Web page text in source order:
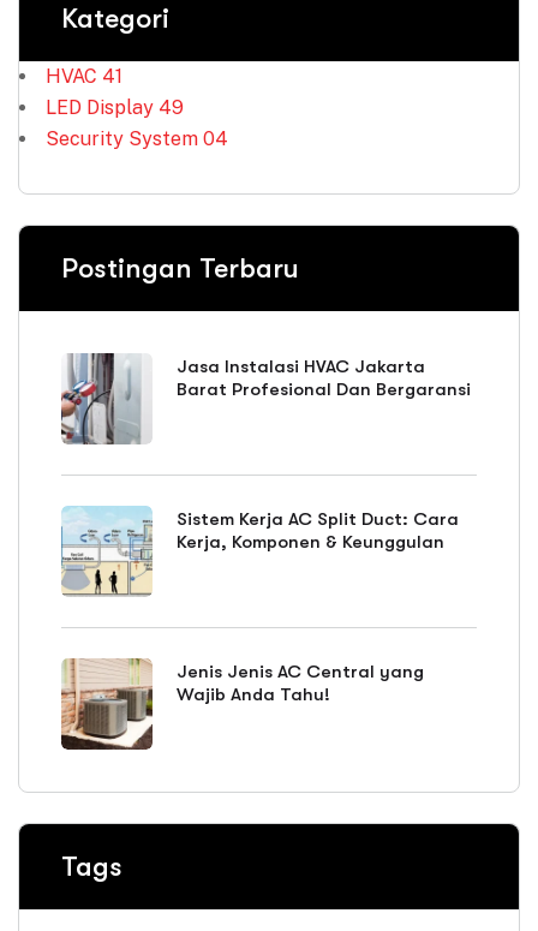
Kategori
HVAC 41
LED Display 49
Security System 04
Postingan Terbaru
Jasa Instalasi HVAC Jakarta
Barat Profesional Dan Bergaransi
Sistem Kerja AC Split Duct: Cara
Kerja, Komponen & Keunggulan
Jenis Jenis AC Central yang
Wajib Anda Tahu!
Tags